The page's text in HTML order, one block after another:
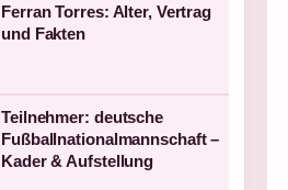
Ferran Torres: Alter, Vertrag
und Fakten
Teilnehmer: deutsche
Fußballnationalmannschaft –
Kader & Aufstellung